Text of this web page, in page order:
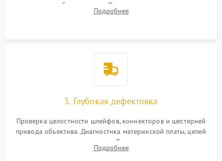
вспышки для безопасности. Очистка внутренних узлов от
пыли, песка и следов влаги с помощью спецсредств.
Подробнее
3. Глубокая дефектовка
Проверка целостности шлейфов, коннекторов и шестерней
привода объектива. Диагностика материнской платы, цепей
питания и картоприемника. Тестирование механизма
затвора и блока внутрикамерной стабилизации.
Подробнее